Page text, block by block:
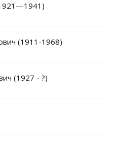
(1911-1968)
(1927 - ?)